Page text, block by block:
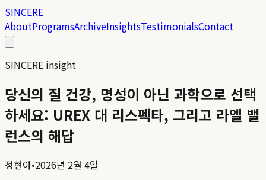
SINCERE
AboutProgramsArchiveInsightsTestimonialsContact
SINCERE insight
당신의 질 건강, 명성이 아닌 과학으로 선택
하세요: UREX 대 리스펙타, 그리고 라엘 밸
런스의 해답
정현아•2026년 2월 4일